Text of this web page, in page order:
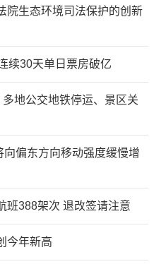
院生态环境司法保护的创新
续30天单日票房破亿
多地公交地铁停运、景区关
向偏东方向移动强度缓慢增
班388架次 退改签请注意
今年新高